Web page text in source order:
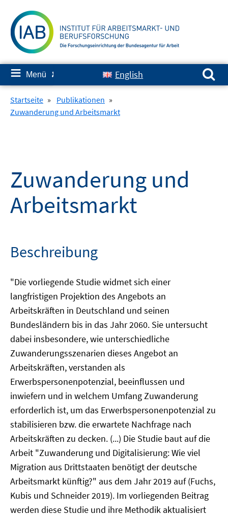
zum
Inhalt
≡ Menü ✘ English
Suchen nach:
Startseite » Publikationen »
Zuwanderung und Arbeitsmarkt
Zuwanderung und
Arbeitsmarkt
Beschreibung
"Die vorliegende Studie widmet sich einer
langfristigen Projektion des Angebots an
Arbeitskräften in Deutschland und seinen
Bundesländern bis in das Jahr 2060. Sie untersucht
dabei insbesondere, wie unterschiedliche
Zuwanderungsszenarien dieses Angebot an
Arbeitskräften, verstanden als
Erwerbspersonenpotenzial, beeinflussen und
inwiefern und in welchem Umfang Zuwanderung
erforderlich ist, um das Erwerbspersonenpotenzial zu
stabilisieren bzw. die erwartete Nachfrage nach
Arbeitskräften zu decken. (...) Die Studie baut auf die
Arbeit "Zuwanderung und Digitalisierung: Wie viel
Migration aus Drittstaaten benötigt der deutsche
Arbeitsmarkt künftig?" aus dem Jahr 2019 auf (Fuchs,
Kubis und Schneider 2019). Im vorliegenden Beitrag
werden diese Studie und ihre Methodik aktualisiert